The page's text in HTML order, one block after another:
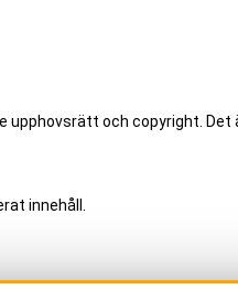
upphovsrätt och copyright.
innehåll.